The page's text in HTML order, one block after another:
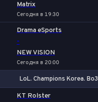
Matrix
Сегодня в 19:30
Drama eSports
-
NEW VISION
Сегодня в 20:00
LoL. Champions Korea. Bo3
KT Rolster